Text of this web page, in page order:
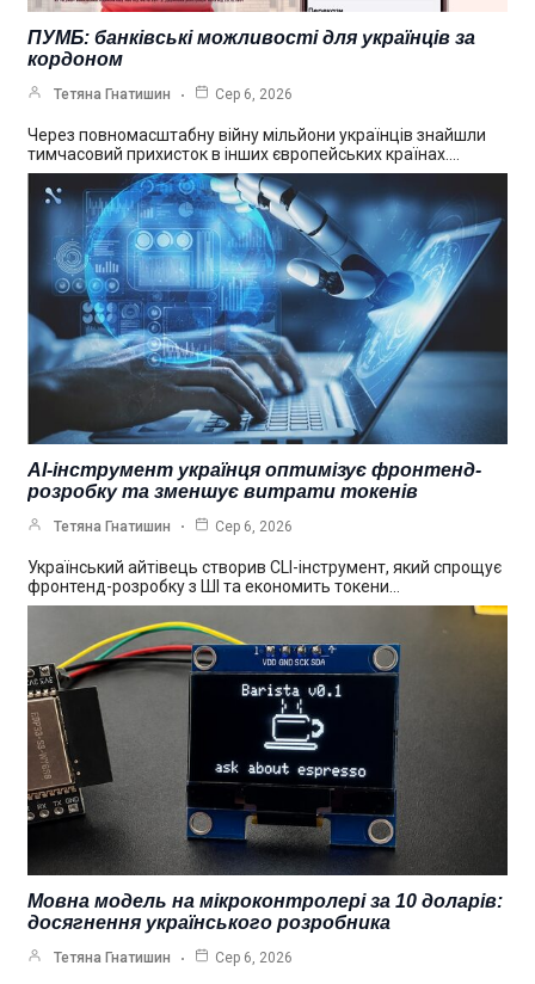
ПУМБ: банківські можливості для українців за
кордоном
Тетяна Гнатишин Сер 6, 2026
Через повномасштабну війну мільйони українців знайшли
тимчасовий прихисток в інших європейських країнах.…
AI-інструмент українця оптимізує фронтенд-
розробку та зменшує витрати токенів
Тетяна Гнатишин Сер 6, 2026
Український айтівець створив CLI-інструмент, який спрощує
фронтенд-розробку з ШІ та економить токени…
Мовна модель на мікроконтролері за 10 доларів:
досягнення українського розробника
Тетяна Гнатишин Сер 6, 2026